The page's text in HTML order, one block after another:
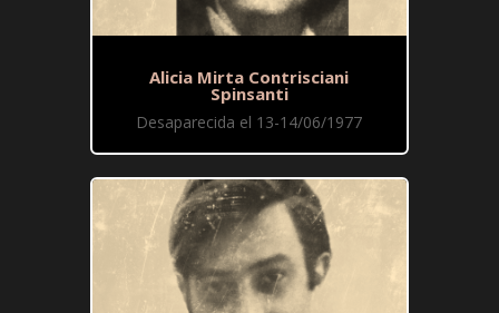
Alicia Mirta Contrisciani
Spinsanti
Desaparecida el 13-14/06/1977